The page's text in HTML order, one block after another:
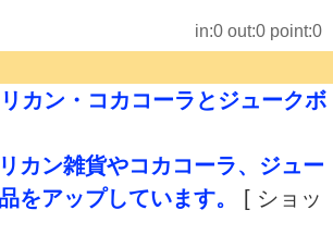
in:0 out:0 point:0
カン・コカコーラとジュークボ
カン雑貨やコカコーラ、ジュー
をアップしています。
[ ショッ